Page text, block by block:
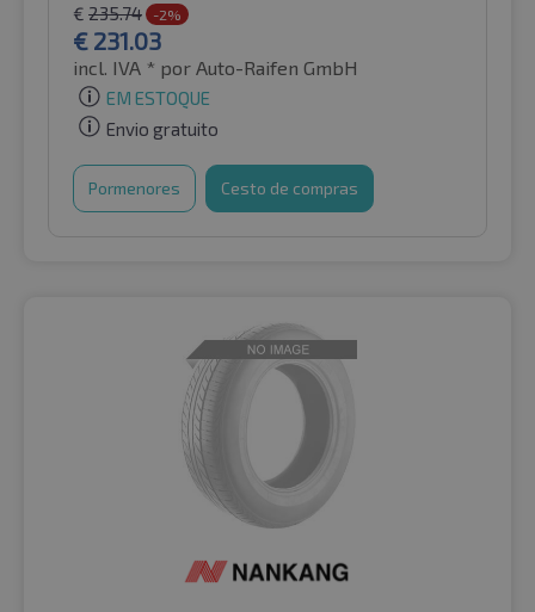
€ 235.74 -2%
€ 231.03
incl. IVA * por Auto-Raifen GmbH
EM ESTOQUE
Envio gratuito
Pormenores Cesto de compras